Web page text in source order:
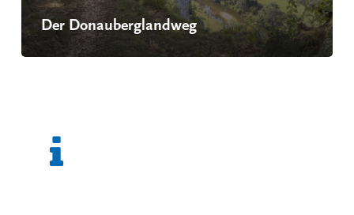
Der Donauberglandweg